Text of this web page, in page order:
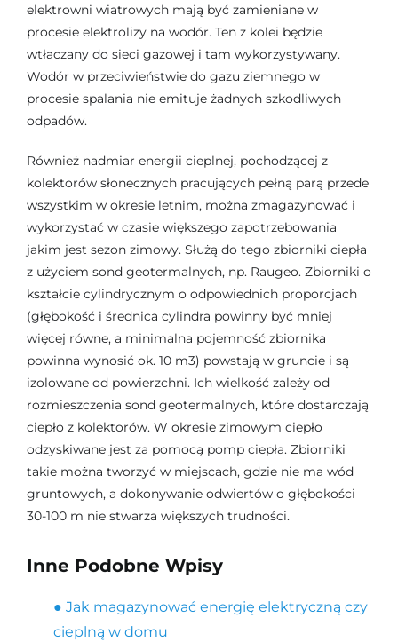
elektrowni wiatrowych mają być zamieniane w
procesie elektrolizy na wodór. Ten z kolei będzie
wtłaczany do sieci gazowej i tam wykorzystywany.
Wodór w przeciwieństwie do gazu ziemnego w
procesie spalania nie emituje żadnych szkodliwych
odpadów.
Również nadmiar energii cieplnej, pochodzącej z
kolektorów słonecznych pracujących pełną parą przede
wszystkim w okresie letnim, można zmagazynować i
wykorzystać w czasie większego zapotrzebowania
jakim jest sezon zimowy. Służą do tego zbiorniki ciepła
z użyciem sond geotermalnych, np. Raugeo. Zbiorniki o
kształcie cylindrycznym o odpowiednich proporcjach
(głębokość i średnica cylindra powinny być mniej
więcej równe, a minimalna pojemność zbiornika
powinna wynosić ok. 10 m3) powstają w gruncie i są
izolowane od powierzchni. Ich wielkość zależy od
rozmieszczenia sond geotermalnych, które dostarczają
ciepło z kolektorów. W okresie zimowym ciepło
odzyskiwane jest za pomocą pomp ciepła. Zbiorniki
takie można tworzyć w miejscach, gdzie nie ma wód
gruntowych, a dokonywanie odwiertów o głębokości
30-100 m nie stwarza większych trudności.
Inne Podobne Wpisy
● Jak magazynować energię elektryczną czy
cieplną w domu